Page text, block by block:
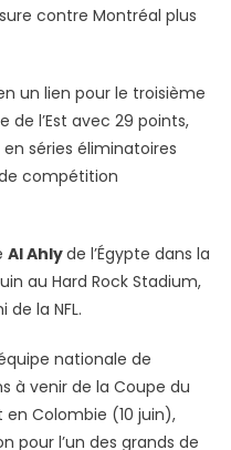
contre Montréal plus
un lien pour le troisième
l’Est avec 29 points,
séries éliminatoires
compétition
Al Ahlyde l’Égypte dans la
au Hard Rock Stadium,
la NFL.
nationale de
à venir de la Coupe du
Colombie (10 juin),
pour l’un des grands de